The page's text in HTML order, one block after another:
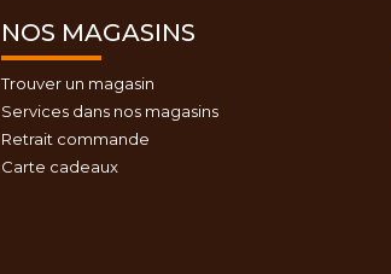
NOS MAGASINS
Trouver un magasin
Services dans nos magasins
Retrait commande
Carte cadeaux